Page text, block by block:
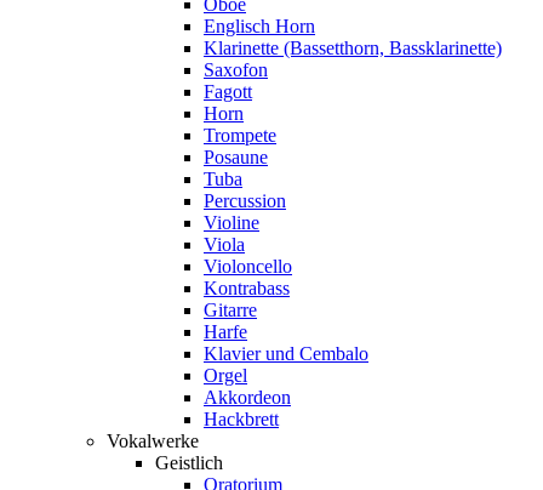
Englisch Horn
Klarinette (Bassetthorn, Bassklarinette)
Saxofon
Fagott
Horn
Trompete
Posaune
Tuba
Percussion
Violine
Viola
Violoncello
Kontrabass
Gitarre
Harfe
Klavier und Cembalo
Orgel
Akkordeon
Hackbrett
Vokalwerke
Geistlich
Oratorium